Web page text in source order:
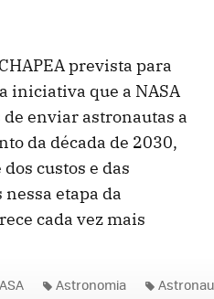
prevista para
iniciativa que a NASA
enviar astronautas a
da década de 2030,
custos e das
etapa da
cada vez mais
Astronomia